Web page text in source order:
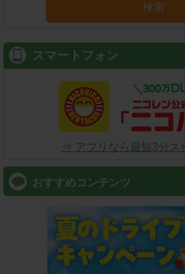
検索
スマートフォン
⇒ アプリなら最短3分ス
おすすめコンテンツ